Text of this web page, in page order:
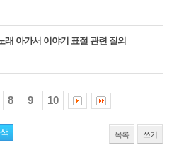
래 아가서 이야기 표절 관련 질의
8 9 10
목록 쓰기